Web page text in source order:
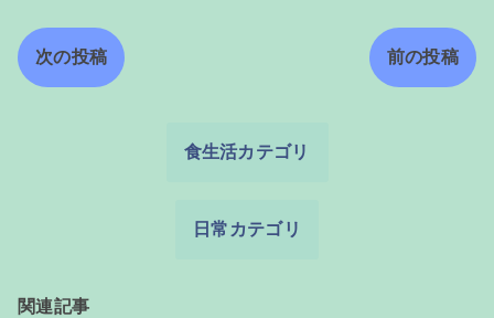
次の投稿 前の投稿
食生活カテゴリ
日常カテゴリ
関連記事